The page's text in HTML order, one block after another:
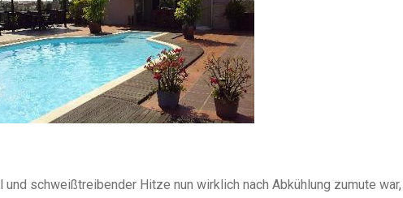
und schweißtreibender Hitze nun wirklich nach Abkühlung zumute war,